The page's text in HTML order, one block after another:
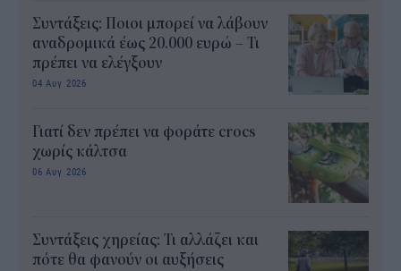
Συντάξεις: Ποιοι μπορεί να λάβουν
αναδρομικά έως 20.000 ευρώ – Τι
πρέπει να ελέγξουν
04 Αυγ 2026
Γιατί δεν πρέπει να φοράτε crocs
χωρίς κάλτσα
06 Αυγ 2026
Συντάξεις χηρείας: Τι αλλάζει και
πότε θα φανούν οι αυξήσεις